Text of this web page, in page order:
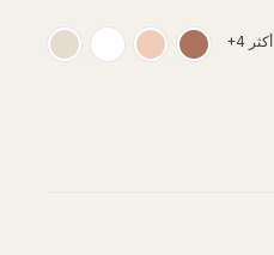
+4 أكثر